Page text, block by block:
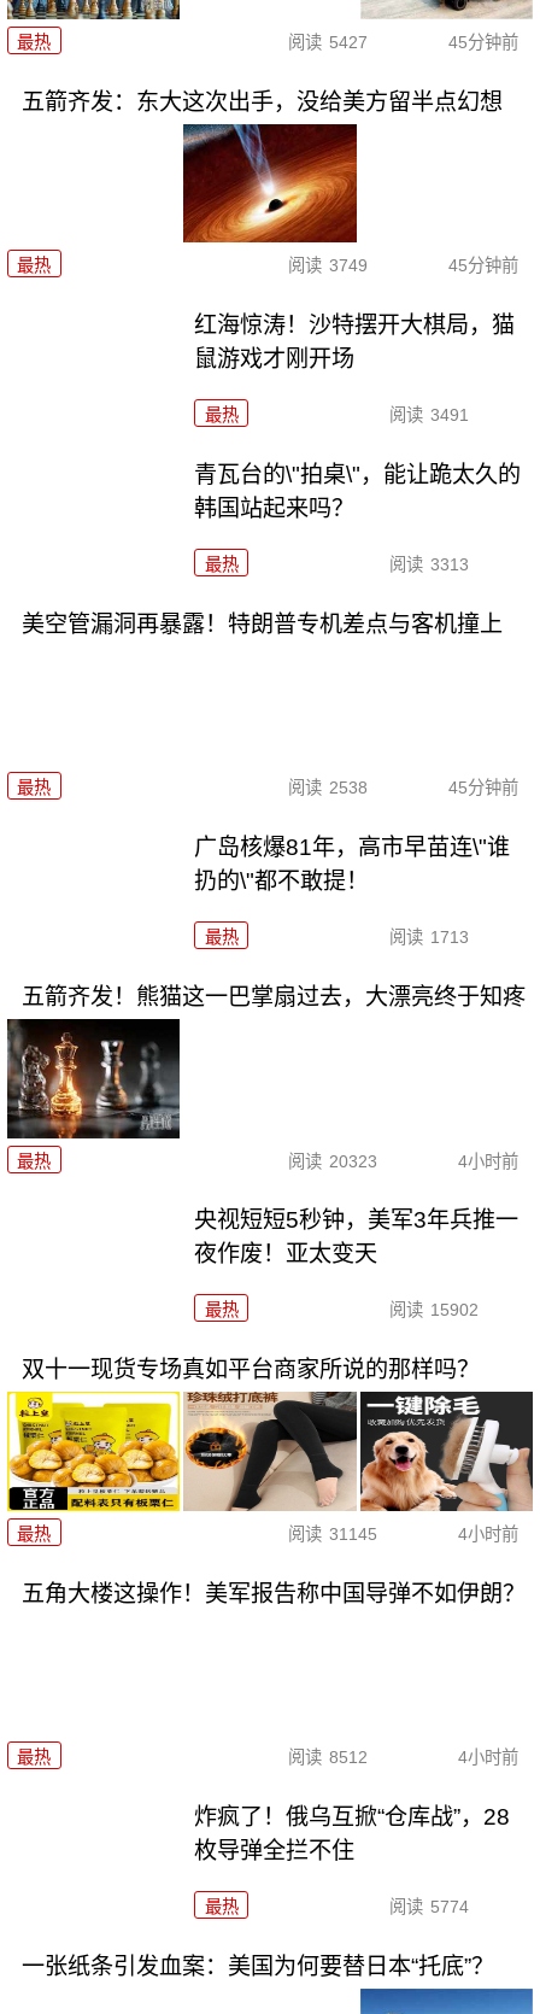
最热 阅读 5427 45分钟前
五箭齐发：东大这次出手，没给美方留半点幻想
最热 阅读 3749 45分钟前
红海惊涛！沙特摆开大棋局，猫
鼠游戏才刚开场
最热 阅读 3491
青瓦台的\"拍桌\"，能让跪太久的
韩国站起来吗？
最热 阅读 3313
美空管漏洞再暴露！特朗普专机差点与客机撞上
最热 阅读 2538 45分钟前
广岛核爆81年，高市早苗连\"谁
扔的\"都不敢提！
最热 阅读 1713
五箭齐发！熊猫这一巴掌扇过去，大漂亮终于知疼
最热 阅读 20323 4小时前
央视短短5秒钟，美军3年兵推一
夜作废！亚太变天
最热 阅读 15902
双十一现货专场真如平台商家所说的那样吗？
最热 阅读 31145 4小时前
五角大楼这操作！美军报告称中国导弹不如伊朗？
最热 阅读 8512 4小时前
炸疯了！俄乌互掀“仓库战”，28
枚导弹全拦不住
最热 阅读 5774
一张纸条引发血案：美国为何要替日本“托底”？